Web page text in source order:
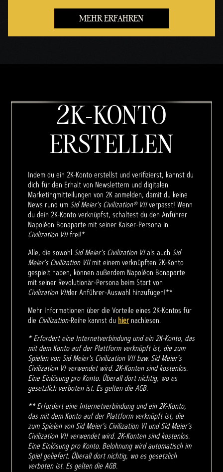
MEHR ERFAHREN
2K-KONTO
ERSTELLEN
Indem du ein 2K-Konto erstellst und verifizierst, kannst du
dich für den Erhalt von Newslettern und digitalen
Marketingmitteilungen von 2K anmelden, damit du keine
News rund um Sid Meier's Civilization® VIIverpasst! Wenn
du dein 2K-Konto verknüpfst, schaltest du den Anführer
Napoléon Bonaparte mit seiner Kaiser-Persona in
Civilization VIIfrei!*
Alle, die sowohl Sid Meier's Civilization VIals auch Sid
Meier's Civilization VIImit einem verknüpften 2K-Konto
gespielt haben, können außerdem Napoléon Bonaparte
mit seiner Revolutionär-Persona beim Start von
Civilization VIIder Anführer-Auswahl hinzufügen!**
Mehr Informationen über die Vorteile eines 2K-Kontos für
die Civilization-Reihe kannst du hiernachlesen.
* Erfordert eine Internetverbindung und ein 2K-Konto, das
mit dem Konto auf der Plattform verknüpft ist, die zum
Spielen von Sid Meier's Civilization VII bzw. Sid Meier's
Civilization VI verwendet wird. 2K-Konten sind kostenlos.
Eine Einlösung pro Konto. Überall dort nichtig, wo es
gesetzlich verboten ist. Es gelten die AGB.
** Erfordert eine Internetverbindung und ein 2K-Konto,
das mit dem Konto auf der Plattform verknüpft ist, die
zum Spielen von Sid Meier's Civilization VI und Sid Meier's
Civilization VII verwendet wird. 2K-Konten sind kostenlos.
Eine Einlösung pro Konto. Belohnung wird automatisch im
Spiel geliefert. Überall dort nichtig, wo es gesetzlich
verboten ist. Es gelten die AGB.